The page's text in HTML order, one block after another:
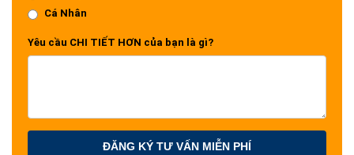
Cá Nhân
Yêu cầu CHI TIẾT HƠN của bạn là gì?
ĐĂNG KÝ TƯ VẤN MIỄN PHÍ